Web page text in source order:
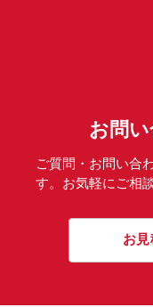
お問
ご質問・お問い合
す。お気軽にご相
お